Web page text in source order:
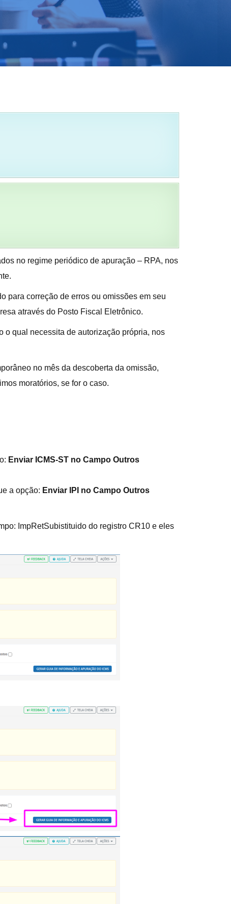
no regime periódico de apuração – RPA, nos
para correção de erros ou omissões em seu
através do Posto Fiscal Eletrônico.
o qual necessita de autorização própria, nos
no mês da descoberta da omissão,
moratórios, se for o caso.
Enviar ICMS-ST no Campo Outros
a opção: Enviar IPI no Campo Outros
ImpRetSubistituido do registro CR10 e eles